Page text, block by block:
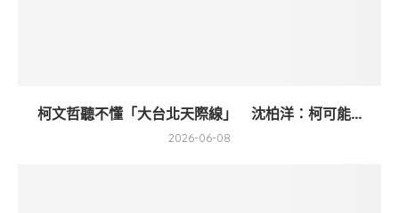
柯文哲聽不懂「大台北天際線」 沈柏洋：柯可能...
2026-06-08